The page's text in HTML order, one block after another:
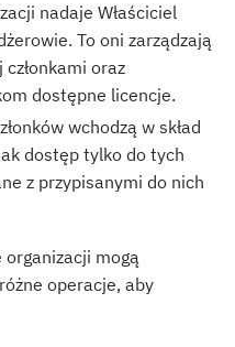
nadaje Właściciel
To oni zarządzają
oraz
dostępne licencje.
wchodzą w skład
dostęp tylko do tych
z przypisanymi do nich
organizacji mogą
operacje, aby